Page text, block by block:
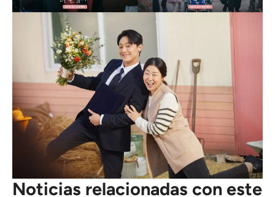
Noticias relacionadas con este